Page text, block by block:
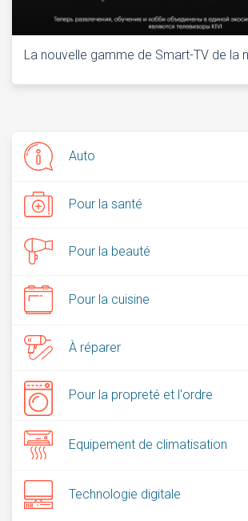
La nouvelle gamme de Smart-TV de la
Auto
Pour la santé
Pour la beauté
Pour la cuisine
À réparer
Pour la propreté et l'ordre
Equipement de climatisation
Technologie digitale